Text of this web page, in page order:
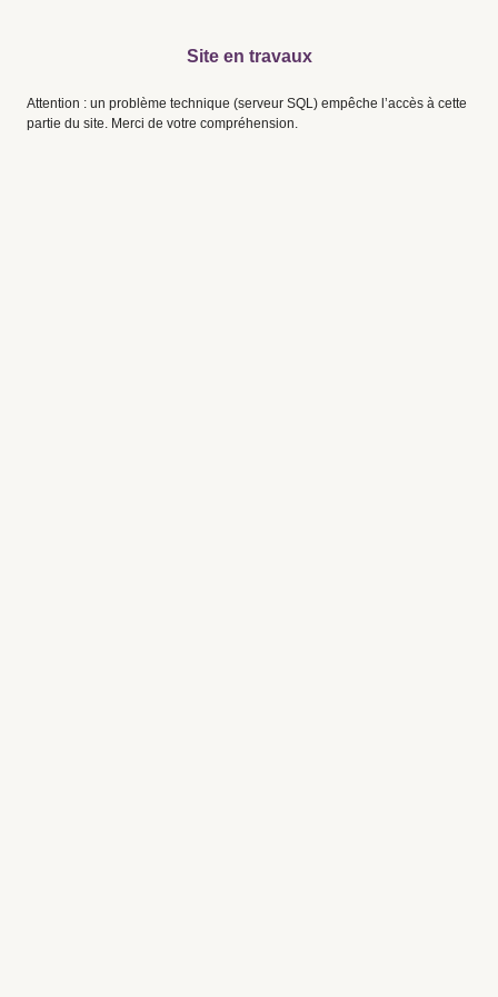
Site en travaux
Attention : un problème technique (serveur SQL) empêche l’accès à cette
partie du site. Merci de votre compréhension.